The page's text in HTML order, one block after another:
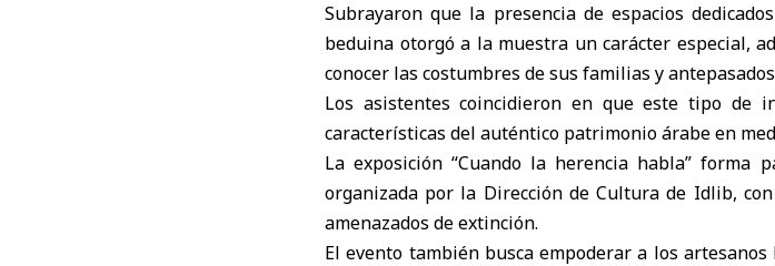
Subrayaron que la presencia de espacios
beduina otorgó a la muestra un carácter especial,
conocer las costumbres de sus familias y
Los asistentes coincidieron en que este tipo de
características del auténtico patrimonio árabe en
La exposición “Cuando la herencia habla”
organizada por la Dirección de Cultura de Idlib,
amenazados de extinción.
El evento también busca empoderar a los